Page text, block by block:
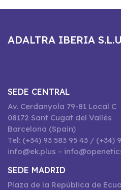
ADALTRA IBERIA
SEDE CENTRAL
Av. Cerdanyola 79-81 Local C
08172 Sant Cugat del Vallès
Barcelona (Spain)
Tel: (+34) 93 583 95 43 / (+34)
info@ek.plus –
SEDE MADRID
Plaza de la República de